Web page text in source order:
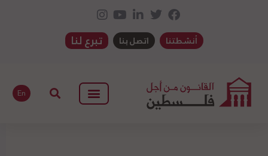
أنشطتنا اتصل بنا تبرع لنا
En